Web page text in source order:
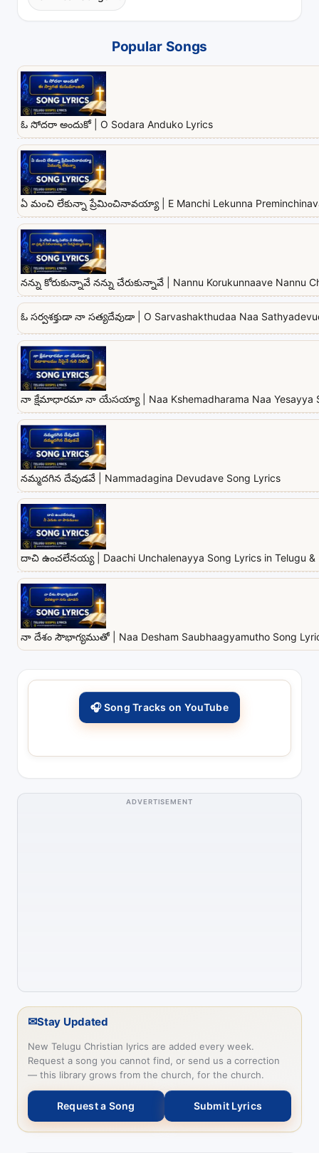
Popular Songs
ఓ సోదరా అందుకో | O Sodara Anduko Lyrics
ఏ మంచి లేకున్నా ప్రేమించినావయ్యా | E Manchi Lekunna
నన్ను కోరుకున్నావే నన్ను చేరుకున్నావే | Nannu Korukunnaave Nannu
ఓ సర్వశక్తుడా నా సత్యదేవుడా | O Sarvashakthudaa Naa
నా క్షేమాధారమా నా యేసయ్యా | Naa Kshemadharama Naa Yesayya
నమ్మదగిన దేవుడవే | Nammadagina Devudave Song Lyrics
దాచి ఉంచలేనయ్య | Daachi Unchalenayya Song Lyrics in Telugu &
నా దేశం సౌభాగ్యముతో | Naa Desham Saubhaagyamutho Song
🎧 Song Tracks on YouTube
ADVERTISEMENT
✉Stay Updated
New Telugu Christian lyrics are added every week.
Request a song you cannot find, or send us a correction
— this library grows from the church, for the church.
Request a Song Submit Lyrics